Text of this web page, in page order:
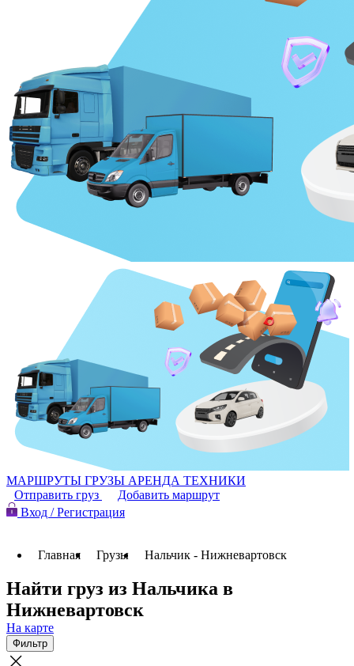
МАРШРУТЫ ГРУЗЫ АРЕНДА ТЕХНИКИ
Отправить груз
Добавить маршрут
Вход / Регистрация
Главная Грузы Нальчик - Нижневартовск
Найти груз из Нальчика в
Нижневартовск
На карте
Фильтр